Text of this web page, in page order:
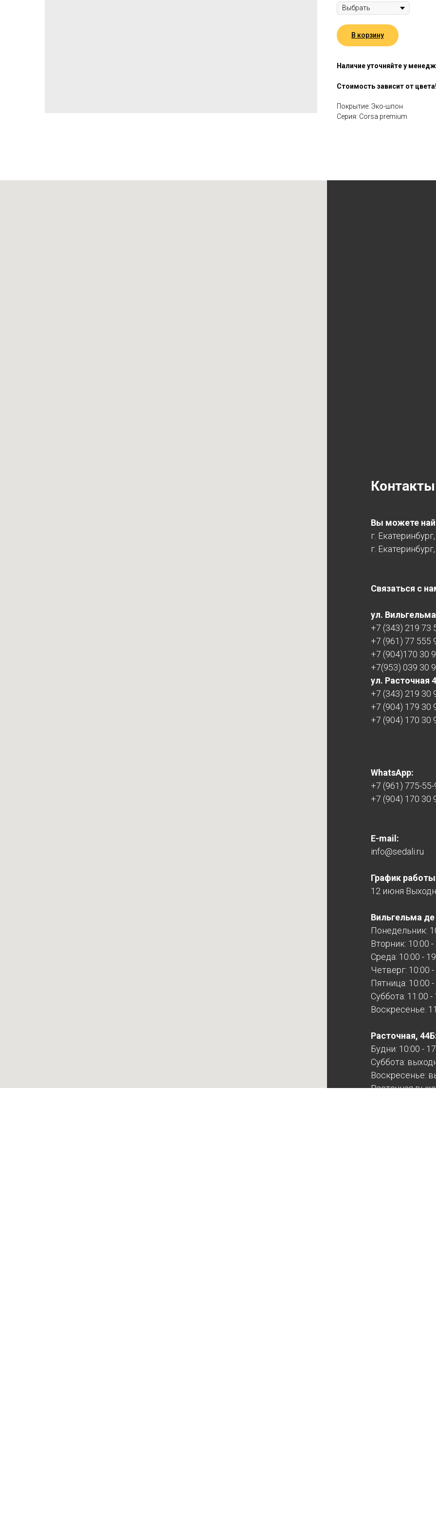
В корзину
Наличие уточняйте у
Стоимость зависит от цвета!
Покрытие: Эко-шпон
Серия: Corsa premium
Вы можете
г.
г.
Связаться с
ул.
+7 (343) 219 73
+7 (961) 77 555
+7 (904)170 30
+7(953) 039 30
ул. Расточная
+7 (343) 219 30
+7 (904) 179 30
+7 (904) 170 30
WhatsApp:
+7 (961) 775-55-
+7 (904) 170 30
E-mail:
info@sedali.ru
График
12 июня
Вильгельма де
Понедельник:
Вторник: 10:00 -
Среда: 10:00 -
Четверг: 10:00 -
Пятница: 10:00 -
Суббота: 11:00 -
Воскресенье:
Расточная,
Будни: 10:00 -
Суббота:
Воскресенье:
Расточная